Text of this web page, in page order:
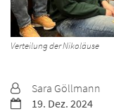
Verteilung der Nikoläuse
Datum:19. Dez. 2024
Von: Sara Göllmann